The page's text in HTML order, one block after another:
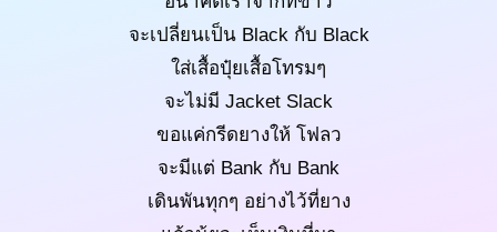
จะเปลี่ยนเป็น Black กับ Black
ใส่เสื้อปุ๋ยเสื้อโทรมๆ
จะไม่มี Jacket Slack
ขอแค่กรีดยางให้ โฟลว
จะมีแต่ Bank กับ Bank
เดินพันทุกๆ อย่างไว้ที่ยาง